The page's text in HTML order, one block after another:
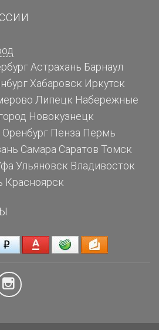
Астрахань Барнаул
Хабаровск Иркутск
Липецк Набережные
Новокузнецк
Оренбург Пенза Пермь
Самара Саратов Томск
Ульяновск Владивосток
Красноярск